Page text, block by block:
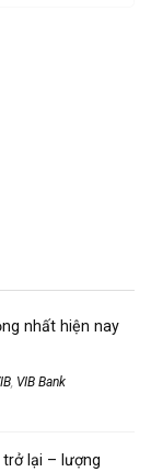
nhất hiện nay
, VIB Bank
trở lại – lượng